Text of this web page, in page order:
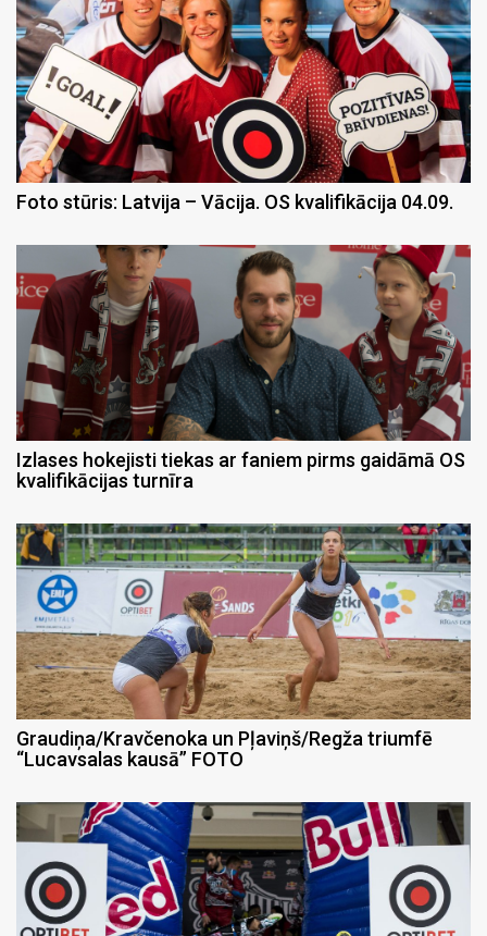
Foto stūris: Latvija – Vācija. OS kvalifikācija 04.09.
Izlases hokejisti tiekas ar faniem pirms gaidāmā OS
kvalifikācijas turnīra
Graudiņa/Kravčenoka un Pļaviņš/Regža triumfē
“Lucavsalas kausā” FOTO